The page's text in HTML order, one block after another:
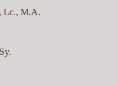
Lc., M.A.